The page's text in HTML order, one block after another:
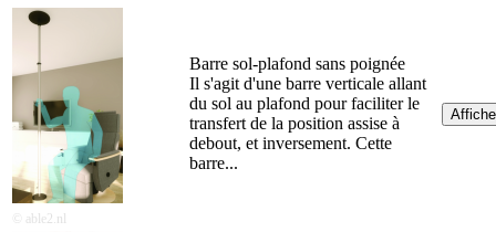
© able2.nl
Barre sol-plafond sans poignée
Il s'agit d'une barre verticale allant
du sol au plafond pour faciliter le
transfert de la position assise à
debout, et inversement. Cette
barre...